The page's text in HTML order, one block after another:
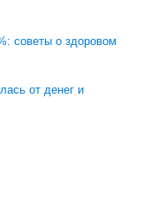
советы о здоровом
от денег и